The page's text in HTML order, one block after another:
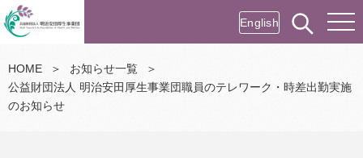
English
HOME ＞ お知らせ一覧
＞
公益財団法人 明治安田厚生事業団職員のテレワーク・時差出勤実施
のお知らせ